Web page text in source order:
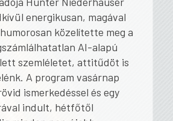
energikusan, magával
közelítette meg a
AI-alapú
szemléletet, attitűdöt is
A program vasárnap
ismerkedéssel és egy
indult, hétfőtől